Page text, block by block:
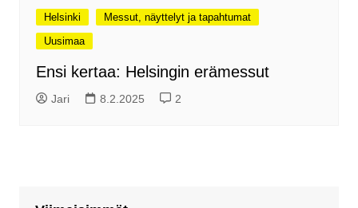
Helsinki
Messut, näyttelyt ja tapahtumat
Uusimaa
Ensi kertaa: Helsingin erämessut
Jari 8.2.2025 2